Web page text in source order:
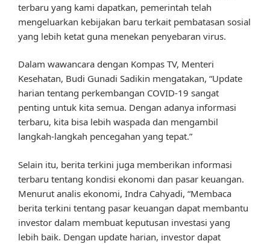
terbaru yang kami dapatkan, pemerintah telah
mengeluarkan kebijakan baru terkait pembatasan sosial
yang lebih ketat guna menekan penyebaran virus.
Dalam wawancara dengan Kompas TV, Menteri
Kesehatan, Budi Gunadi Sadikin mengatakan, “Update
harian tentang perkembangan COVID-19 sangat
penting untuk kita semua. Dengan adanya informasi
terbaru, kita bisa lebih waspada dan mengambil
langkah-langkah pencegahan yang tepat.”
Selain itu, berita terkini juga memberikan informasi
terbaru tentang kondisi ekonomi dan pasar keuangan.
Menurut analis ekonomi, Indra Cahyadi, “Membaca
berita terkini tentang pasar keuangan dapat membantu
investor dalam membuat keputusan investasi yang
lebih baik. Dengan update harian, investor dapat